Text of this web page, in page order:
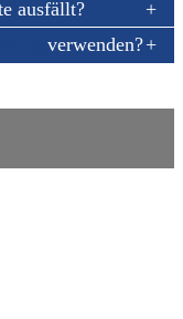
ausfällt?
verwenden?